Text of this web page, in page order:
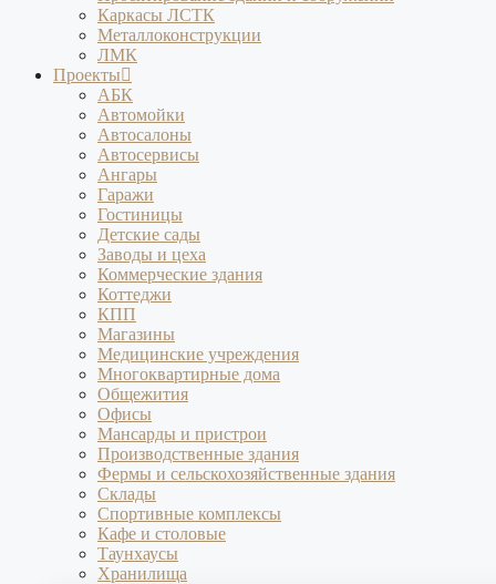
Каркасы ЛСТК
Металлоконструкции
ЛМК
Проекты
АБК
Автомойки
Автосалоны
Автосервисы
Ангары
Гаражи
Гостиницы
Детские сады
Заводы и цеха
Коммерческие здания
Коттеджи
КПП
Магазины
Медицинские учреждения
Многоквартирные дома
Общежития
Офисы
Мансарды и пристрои
Производственные здания
Фермы и сельскохозяйственные здания
Склады
Спортивные комплексы
Кафе и столовые
Таунхаусы
Хранилища